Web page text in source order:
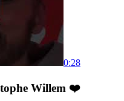
0:28
Willem ❤️